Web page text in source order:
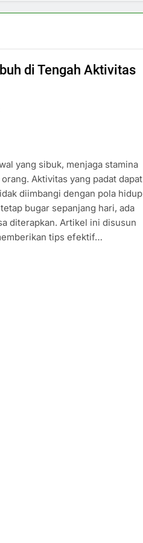
di Tengah Aktivitas
yang sibuk, menjaga stamina
Aktivitas yang padat dapat
diimbangi dengan pola hidup
bugar sepanjang hari, ada
diterapkan. Artikel ini disusun
tips efektif…